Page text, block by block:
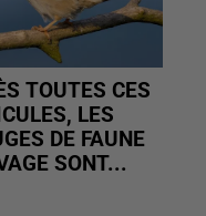
TOUTES CES
LES
DE FAUNE
SONT...